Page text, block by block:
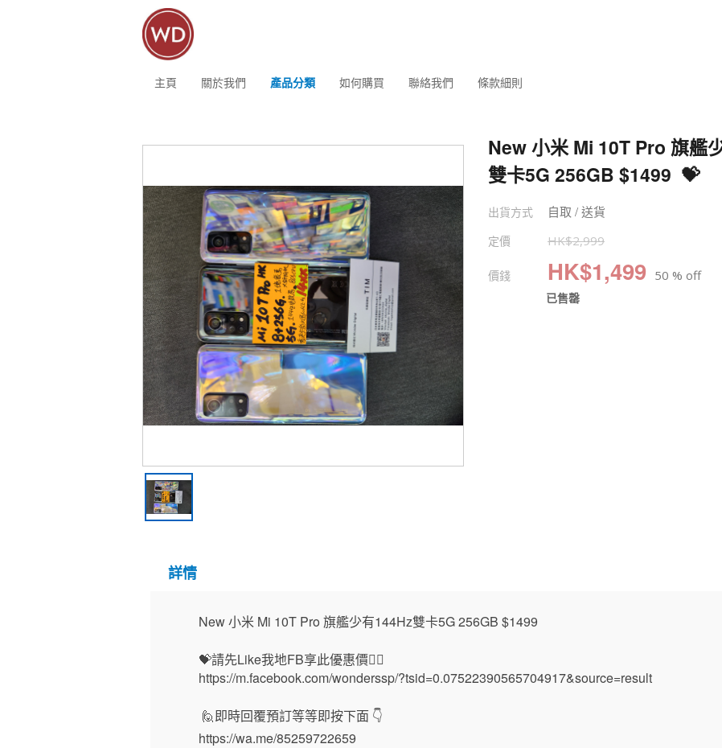
主頁 關於我們 產品分類 如何購買 聯絡我們 條款細則
New 小米 Mi 10T Pro 旗艦
雙卡5G 256GB $1499 💝
出貨方式 自取 / 送貨
定價 HK$2,999
價錢 HK$1,499 50 % off
已售罄
詳情
New 小米 Mi 10T Pro 旗艦少有144Hz雙卡5G 256GB $1499
💝請先Like我地FB享此優惠價👍🏻
https://m.facebook.com/wonderssp/?tsid=0.07522390565704917&source=result
🙋即時回覆預訂等等即按下面 👇
https://wa.me/85259722659